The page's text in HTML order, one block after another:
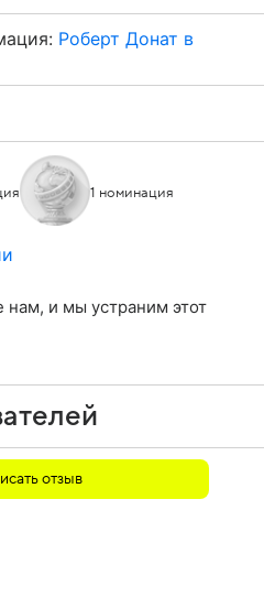
1 номинация
Роберт Донат в
и мы устраним этот
отзыв